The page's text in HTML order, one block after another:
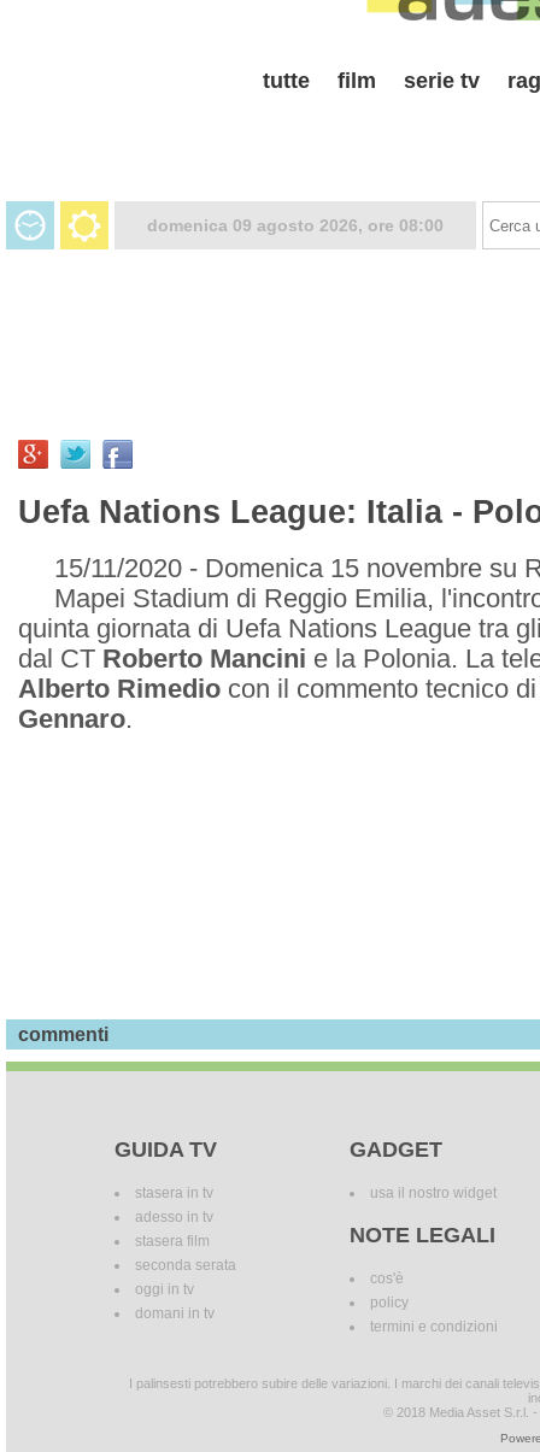
tutte film serie tv
domenica 09 agosto 2026, ore 08:00
Uefa Nations League: Italia -
15/11/2020 - Domenica 15 novembre su
Mapei Stadium di Reggio Emilia,
quinta giornata di Uefa Nations League tra
dal CT Roberto Mancini e la Polonia. La
Alberto Rimedio con il commento tecnico
Gennaro.
commenti
GUIDA TV
stasera in tv
adesso in tv
stasera film
seconda serata
oggi in tv
domani in tv
GADGET
usa il nostro widget
NOTE LEGALI
cos'è
policy
termini e condizioni
I palinsesti potrebbero subire delle variazioni. I marchi dei canali
© 2018 Media Asset S.r.l.